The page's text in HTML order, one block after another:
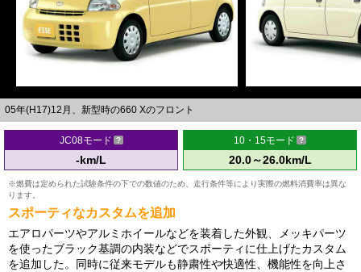
05年(H17)12月、新型時の660 Xのフロント
JC08モード
-km/L
10・15モード
20.0～26.0km/L
※燃費は定められた試験条件の下での数値のため、走行条件等により実際の燃料消費率は異な
ります。
スポーティなカスタムを追加
エアロパーツやアルミホイールなどを装着した外観、メッキパーツ
を使ったブラック基調の内装などでスポーティに仕上げたカスタム
を追加した。同時に従来モデルも静粛性や快適性、機能性を向上さ